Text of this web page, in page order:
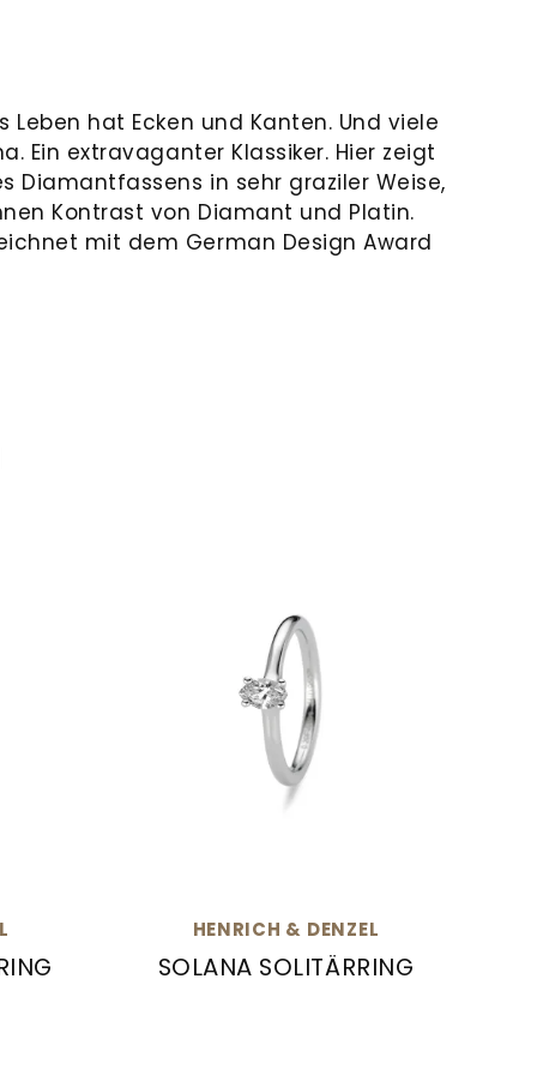
Leben hat Ecken und Kanten. Und viele
Ein extravaganter Klassiker. Hier zeigt
Diamantfassens in sehr graziler Weise,
Kontrast von Diamant und Platin.
mit dem German Design Award
HENRICH & DENZEL
SOLANA SOLITÄRRING